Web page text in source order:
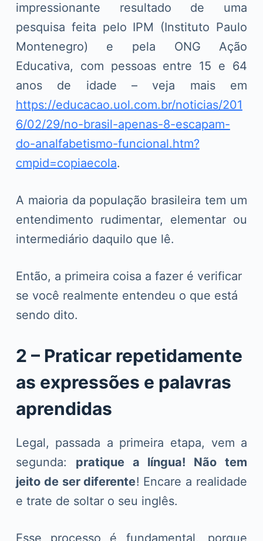
impressionante resultado de uma
pesquisa feita pelo IPM (Instituto Paulo
Montenegro) e pela ONG Ação
Educativa, com pessoas entre 15 e 64
anos de idade – veja mais em
https://educacao.uol.com.br/noticias/201
6/02/29/no-brasil-apenas-8-escapam-
do-analfabetismo-funcional.htm?
cmpid=copiaecola.
A maioria da população brasileira tem um
entendimento rudimentar, elementar ou
intermediário daquilo que lê.
Então, a primeira coisa a fazer é verificar
se você realmente entendeu o que está
sendo dito.
2 – Praticar repetidamente
as expressões e palavras
aprendidas
Legal, passada a primeira etapa, vem a
segunda: pratique a língua! Não tem
jeito de ser diferente! Encare a realidade
e trate de soltar o seu inglês.